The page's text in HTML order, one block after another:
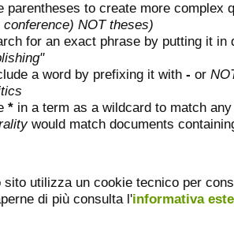
parentheses to create more complex
conference) NOT theses)
for an exact phrase by putting it
a word by prefixing it with - or
* in a term as a wildcard to match
would match documents
sito utilizza un cookie tecnico per
di più consulta l'informativa